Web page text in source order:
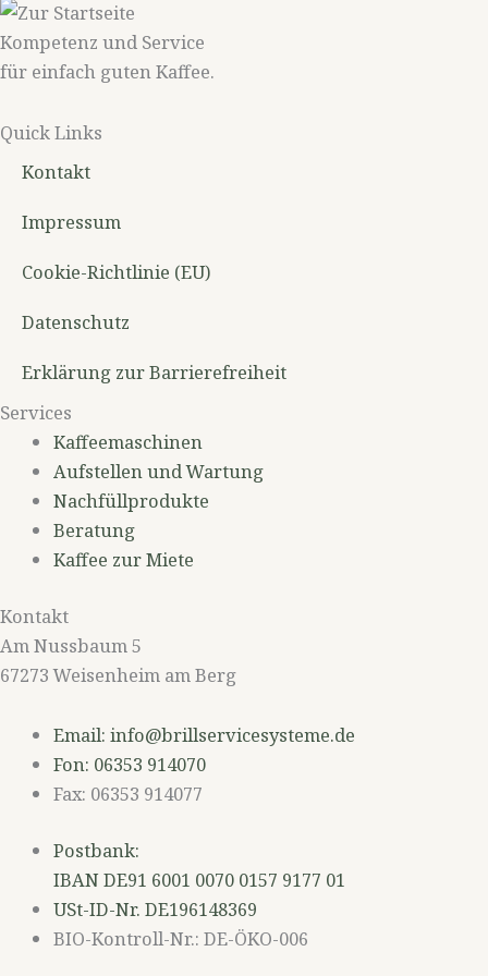
Kompetenz und Service
für einfach guten Kaffee.
Quick Links
Kontakt
Impressum
Cookie-Richtlinie (EU)
Datenschutz
Erklärung zur Barrierefreiheit
Services
Kaffeemaschinen
Aufstellen und Wartung
Nachfüllprodukte
Beratung
Kaffee zur Miete
Kontakt
Am Nussbaum 5
67273 Weisenheim am Berg
Email: info@brillservicesysteme.de
Fon: 06353 914070
Fax: 06353 914077
Postbank:
IBAN DE91 6001 0070 0157 9177 01
USt-ID-Nr. DE196148369
BIO-Kontroll-Nr.: DE-ÖKO-006